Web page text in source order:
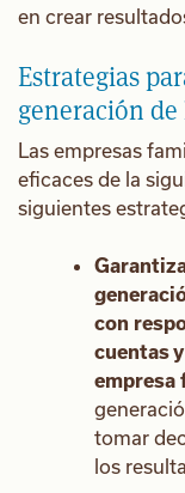
en crear
Estrategias
generación
Las empresas
eficaces de la
siguientes
con
cuentas
empresa
tomar
los